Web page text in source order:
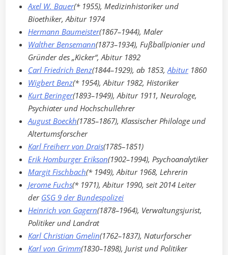
Axel W. Bauer(* 1955), Medizinhistoriker und
Bioethiker, Abitur 1974
Hermann Baumeister(1867–1944), Maler
Walther Bensemann(1873–1934), Fußballpionier und
Gründer des „Kicker“, Abitur 1892
Carl Friedrich Benz(1844–1929), ab 1853, Abitur1860
Wigbert Benz(* 1954), Abitur 1982, Historiker
Kurt Beringer(1893–1949), Abitur 1911, Neurologe,
Psychiater und Hochschullehrer
August Boeckh(1785–1867), Klassischer Philologe und
Altertumsforscher
Karl Freiherr von Drais(1785–1851)
Erik Homburger Erikson(1902–1994), Psychoanalytiker
Margit Fischbach(* 1949), Abitur 1968, Lehrerin
Jerome Fuchs(* 1971), Abitur 1990, seit 2014 Leiter
der GSG 9 der Bundespolizei
Heinrich von Gagern(1878–1964), Verwaltungsjurist,
Politiker und Landrat
Karl Christian Gmelin(1762–1837), Naturforscher
Karl von Grimm(1830–1898), Jurist und Politiker